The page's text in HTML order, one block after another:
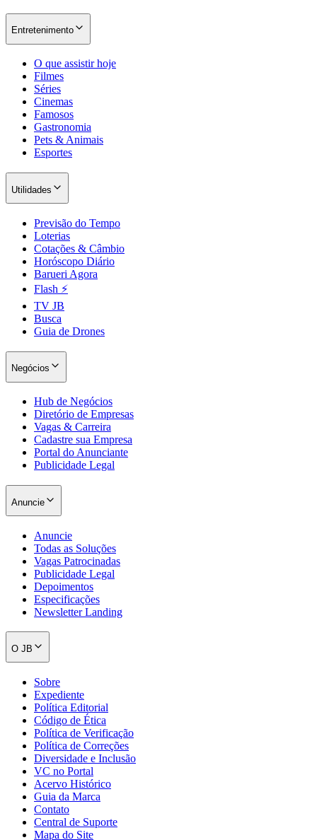
Entretenimento
O que assistir hoje
Filmes
Séries
Cinemas
Famosos
Gastronomia
Pets & Animais
Esportes
Utilidades
Previsão do Tempo
Loterias
Cotações & Câmbio
Horóscopo Diário
Barueri Agora
Flash ⚡
TV JB
Busca
Guia de Drones
Negócios
Hub de Negócios
Diretório de Empresas
Vagas & Carreira
Cadastre sua Empresa
Portal do Anunciante
Publicidade Legal
Anuncie
Anuncie
Todas as Soluções
Vagas Patrocinadas
Publicidade Legal
Depoimentos
Especificações
Newsletter Landing
O JB
Sobre
Expediente
Política Editorial
Código de Ética
Política de Verificação
Política de Correções
Diversidade e Inclusão
VC no Portal
Acervo Histórico
Guia da Marca
Contato
Central de Suporte
Mapa do Site